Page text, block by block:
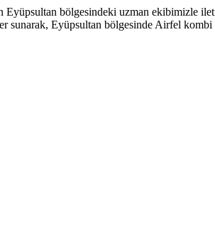
bölgesindeki uzman ekibimizle
sunarak, Eyüpsultan bölgesinde Airfel kombi